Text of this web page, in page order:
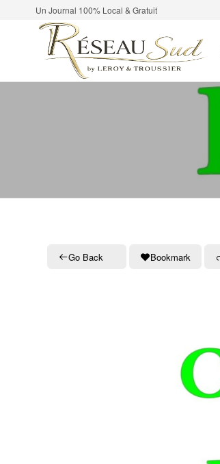
Un Journal 100% Local & Gratuit
Go Back Bookmark